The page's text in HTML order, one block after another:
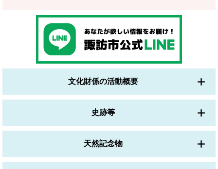
文化財係の活動概要
史跡等
天然記念物